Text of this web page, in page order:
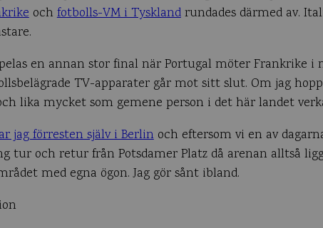
ochfotbolls-VM i Tysklandrundades därmed av.
en annan stor final när Portugal möter Frankrike
TV-apparater går mot sitt slut. Om jag
lika mycket som gemene person i det här landet
jag förresten själv i Berlinoch eftersom vi en av
tur och retur från Potsdamer Platz då arenan alltså
med egna ögon. Jag gör sånt ibland.